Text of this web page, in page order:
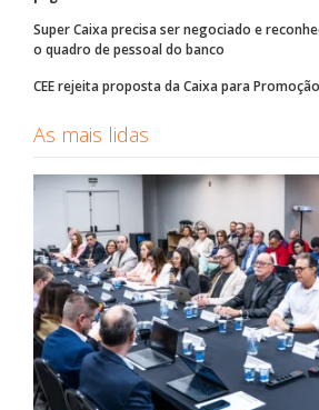
Super Caixa precisa ser negociado e
o quadro de pessoal do banco
CEE rejeita proposta da Caixa para
As mais lidas